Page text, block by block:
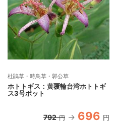
杜鵑草・時鳥草・郭公草
ホトトギス：黄覆輪台湾ホトトギ
ス3号ポット
792 円 696 円